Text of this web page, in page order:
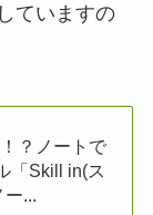
ていますの
？ノートで
「Skill in(ス
...